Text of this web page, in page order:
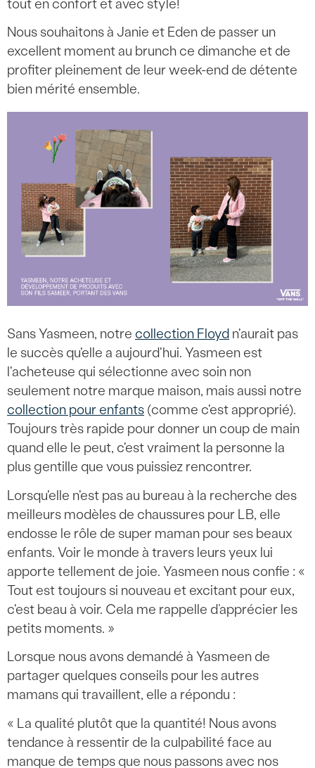
tout en confort et avec style!
Nous souhaitons à Janie et Eden de passer un
excellent moment au brunch ce dimanche et de
profiter pleinement de leur week-end de détente
bien mérité ensemble.
Sans Yasmeen, notre collection Floyd n'aurait pas
le succès qu'elle a aujourd'hui. Yasmeen est
l'acheteuse qui sélectionne avec soin non
seulement notre marque maison, mais aussi notre
collection pour enfants (comme c'est approprié).
Toujours très rapide pour donner un coup de main
quand elle le peut, c'est vraiment la personne la
plus gentille que vous puissiez rencontrer.
Lorsqu'elle n'est pas au bureau à la recherche des
meilleurs modèles de chaussures pour LB, elle
endosse le rôle de super maman pour ses beaux
enfants. Voir le monde à travers leurs yeux lui
apporte tellement de joie. Yasmeen nous confie : «
Tout est toujours si nouveau et excitant pour eux,
c'est beau à voir. Cela me rappelle d’apprécier les
petits moments. »
Lorsque nous avons demandé à Yasmeen de
partager quelques conseils pour les autres
mamans qui travaillent, elle a répondu :
« La qualité plutôt que la quantité! Nous avons
tendance à ressentir de la culpabilité face au
manque de temps que nous passons avec nos